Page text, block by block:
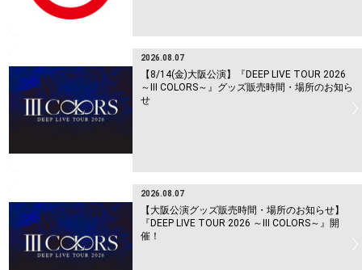
2026.08.07
【8/14(金)大阪公演】『DEEP LIVE TOUR 2026
～Ⅲ COLORS～』グッズ販売時間・場所のお知ら
せ
2026.08.07
【大阪公演グッズ販売時間・場所のお知らせ】
『DEEP LIVE TOUR 2026 ～Ⅲ COLORS～』開
催！